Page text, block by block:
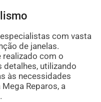
com vasta
de janelas.
realizado com o
detalhes, utilizando
às necessidades
Reparos, a